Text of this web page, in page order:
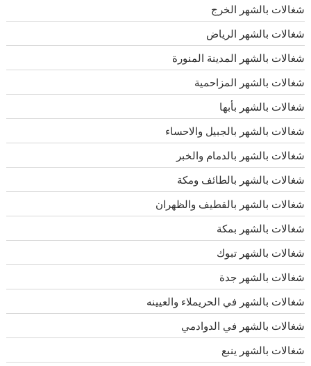
شغالات بالشهر الخرج
شغالات بالشهر الرياض
شغالات بالشهر المدينة المنورة
شغالات بالشهر المزاحمية
شغالات بالشهر بأبها
شغالات بالشهر بالجبيل والاحساء
شغالات بالشهر بالدمام والخبر
شغالات بالشهر بالطائف ومكة
شغالات بالشهر بالقطيف والظهران
شغالات بالشهر بمكة
شغالات بالشهر تبوك
شغالات بالشهر جدة
شغالات بالشهر في الحريملاء والعيينه
شغالات بالشهر في الدوادمي
شغالات بالشهر ينبع